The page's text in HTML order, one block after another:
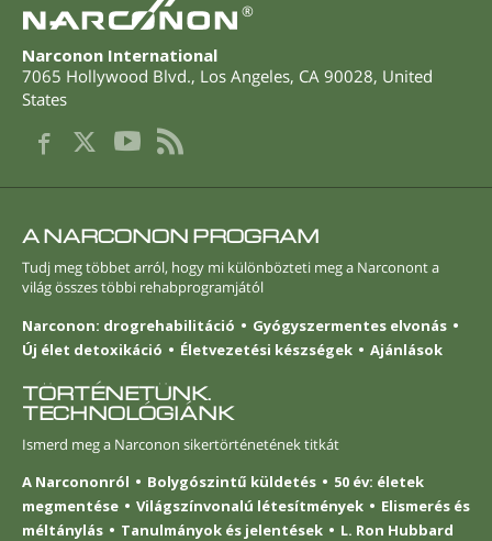
®
Narconon International
7065 Hollywood Blvd., Los Angeles, CA 90028, United
States
A NARCONON PROGRAM
Tudj meg többet arról, hogy mi különbözteti meg a Narconont a
világ összes többi rehabprogramjától
Narconon: drogrehabilitáció
Gyógyszermentes elvonás
Új élet detoxikáció
Életvezetési készségek Ajánlások
TÖRTÉNETÜNK.
TECHNOLÓGIÁNK
Ismerd meg a Narconon sikertörténetének titkát
A Narcononról
Bolygószintű küldetés
50 év: életek
megmentése
Világszínvonalú létesítmények
Elismerés és
méltánylás
Tanulmányok és jelentések L. Ron Hubbard